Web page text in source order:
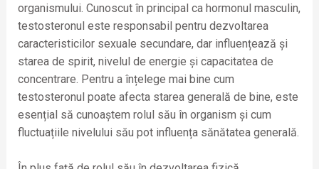
organismului. Cunoscut în principal ca hormonul masculin,
testosteronul este responsabil pentru dezvoltarea
caracteristicilor sexuale secundare, dar influențează și
starea de spirit, nivelul de energie și capacitatea de
concentrare. Pentru a înțelege mai bine cum
testosteronul poate afecta starea generală de bine, este
esențial să cunoaștem rolul său în organism și cum
fluctuațiile nivelului său pot influența sănătatea generală.